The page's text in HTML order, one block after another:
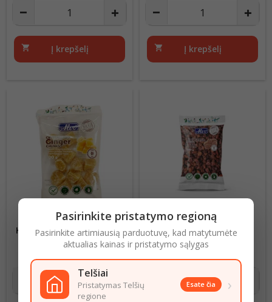
shopping_cart Į krepšelį shopping_cart Į krepšelį
DŽIOVINTI IMBIERO
KUBELIAI, 100G CUKRUOTI
Kaina
16,90 € už 1 kg
1,69 €
RAZINOS SULTANA 200G
Kaina
8,95 € už 1 kg
1,79 €
Pasirinkite pristatymo regioną
Pasirinkite artimiausią parduotuvę, kad matytumėte
aktualias kainas ir pristatymo sąlygas
Telšiai
Pristatymas Telšių
regione
Esate čia ›